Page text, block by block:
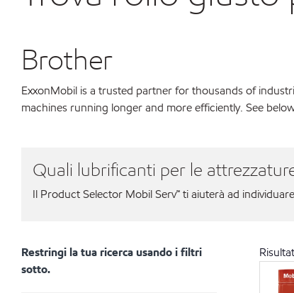
Brother
ExxonMobil is a trusted partner for thousands of
machines running longer and more efficiently. See
Quali lubrificanti per le
Il Product Selector Mobil Serv℠ ti aiuterà ad
Restringi la tua ricerca usando i filtri
sotto.